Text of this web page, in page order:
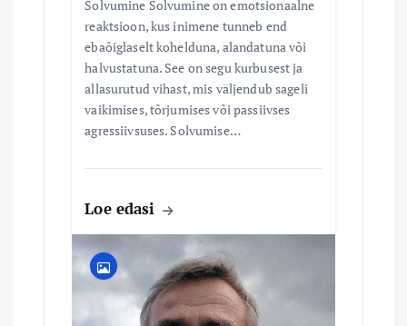
Solvumine Solvumine on emotsionaalne
reaktsioon, kus inimene tunneb end
ebaõiglaselt kohelduna, alandatuna või
halvustatuna. See on segu kurbusest ja
allasurutud vihast, mis väljendub sageli
vaikimises, tõrjumises või passiivses
agressiivsuses. Solvumise…
Loe edasi